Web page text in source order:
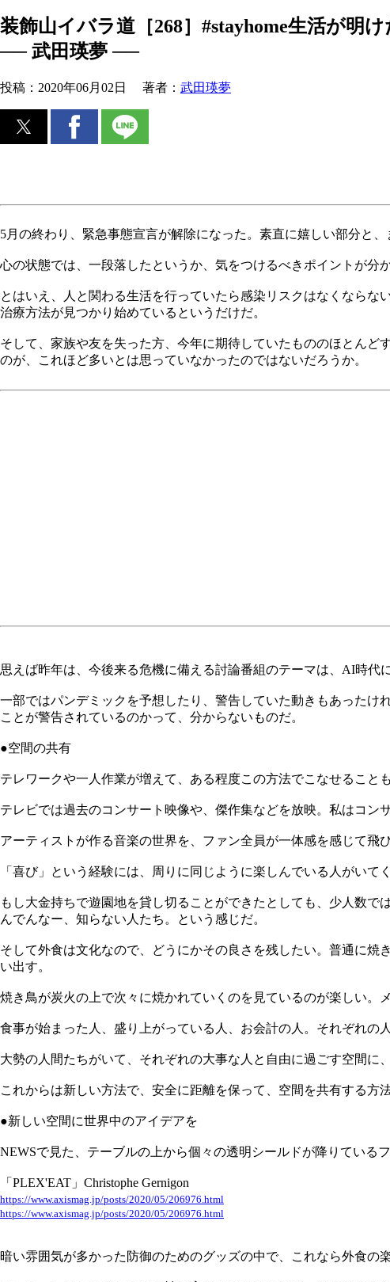
装飾山イバラ道［268］#stayhome生活が明け
── 武田瑛夢 ──
投稿： 2020年06月02日 著者： 武田瑛夢
5月の終わり、緊急事態宣言が解除になった。素直に嬉しい部分と
心の状態では、一段落したというか、気をつけるべきポイントが分
とはいえ、人と関わる生活を行っていたら感染リスクはなくなら
治療方法が見つかり始めているというだけだ。
そして、家族や友を失った方、今年に期待していたもののほとん
のが、これほど多いとは思っていなかったのではないだろうか。
思えば昨年は、今後来る危機に備える討論番組のテーマは、AI時代
一部ではパンデミックを予想したり、警告していた動きもあったけ
ことが警告されているのかって、分からないものだ。
●空間の共有
テレワークや一人作業が増えて、ある程度この方法でこなせること
テレビでは過去のコンサート映像や、傑作集などを放映。私はコン
アーティストが作る音楽の世界を、ファン全員が一体感を感じて飛
「喜び」という経験には、周りに同じように楽しんでいる人がいて
もし大金持ちで遊園地を貸し切ることができたとしても、少人数
んでんなー、知らない人たち。という感じだ。
そして外食は文化なので、どうにかその良さを残したい。普通に
い出す。
焼き鳥が炭火の上で次々に焼かれていくのを見ているのが楽しい。
食事が始まった人、盛り上がっている人、お会計の人。それぞれの
大勢の人間たちがいて、それぞれの大事な人と自由に過ごす空間に
これからは新しい方法で、安全に距離を保って、空間を共有する方
●新しい空間に世界中のアイデアを
NEWSで見た、テーブルの上から個々の透明シールドが降りている
「PLEX'EAT」Christophe Gernigon
https://www.axismag.jp/posts/2020/05/206976.html
https://www.axismag.jp/posts/2020/05/206976.html
暗い雰囲気が多かった防御のためのグッズの中で、これなら外食の